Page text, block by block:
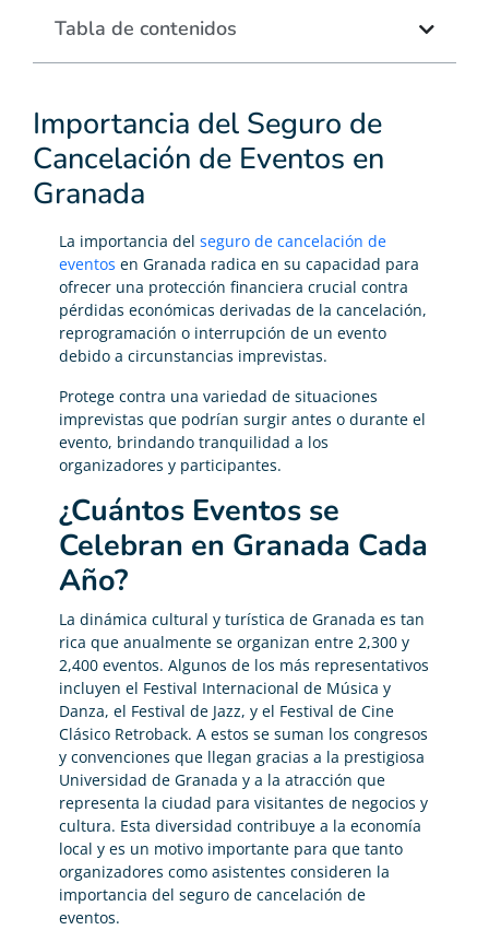
Importancia del Seguro de
Cancelación de Eventos en
Granada
La importancia del seguro de cancelación de
eventos en Granada radica en su capacidad para
ofrecer una protección financiera crucial contra
pérdidas económicas derivadas de la cancelación,
reprogramación o interrupción de un evento
debido a circunstancias imprevistas.
Protege contra una variedad de situaciones
imprevistas que podrían surgir antes o durante el
evento, brindando tranquilidad a los
organizadores y participantes.
¿Cuántos Eventos se
Celebran en Granada Cada
Año?
La dinámica cultural y turística de Granada es tan
rica que anualmente se organizan entre 2,300 y
2,400 eventos. Algunos de los más representativos
incluyen el Festival Internacional de Música y
Danza, el Festival de Jazz, y el Festival de Cine
Clásico Retroback. A estos se suman los congresos
y convenciones que llegan gracias a la prestigiosa
Universidad de Granada y a la atracción que
representa la ciudad para visitantes de negocios y
cultura. Esta diversidad contribuye a la economía
local y es un motivo importante para que tanto
organizadores como asistentes consideren la
importancia del seguro de cancelación de
eventos.
Tabla de contenidos